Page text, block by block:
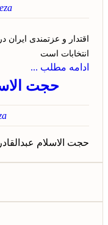
اقتدار و عزتمندی
انتخابات است
ادامه مطلب ...
حجت
حجت الاسلام